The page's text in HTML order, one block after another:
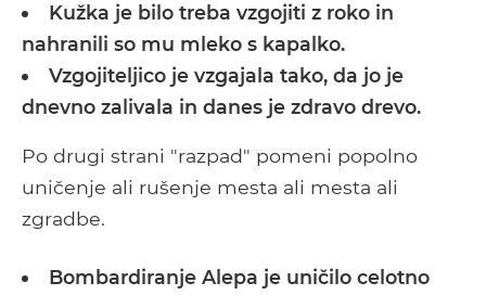
Kužka je bilo treba vzgojiti z roko in
nahranili so mu mleko s kapalko.
Vzgojiteljico je vzgajala tako, da jo je
dnevno zalivala in danes je zdravo drevo.
Po drugi strani "razpad" pomeni popolno
uničenje ali rušenje mesta ali mesta ali
zgradbe.
Bombardiranje Alepa je uničilo celotno